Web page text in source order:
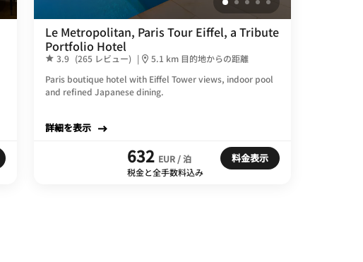
Le Metropolitan, Paris Tour Eiffel, a Tribute
Portfolio Hotel
3.9 (265 レビュー) |
5.1 km 目的地からの距離
Paris boutique hotel with Eiffel Tower views, indoor pool
and refined Japanese dining.
詳細を表示
632 EUR / 泊
税金と全手数料込み
料金表示